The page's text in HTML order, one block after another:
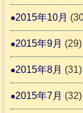
2015年10月
2015年9月 (29)
2015年8月 (31)
2015年7月 (32)